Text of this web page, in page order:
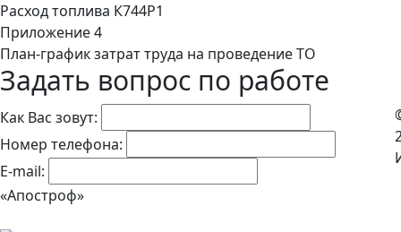
Расход топлива К744Р1
Приложение 4
План-график затрат труда на проведение ТО
Задать вопрос по работе
Как Вас зовут:
Номер телефона:
E-mail:
«Апостроф»